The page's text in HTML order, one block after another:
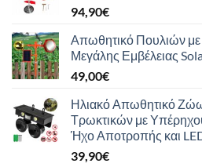
94,90€
Απωθητικό Πουλιών με
Μεγάλης Εμβέλειας
49,00€
Ηλιακό Απωθητικό
Τρωκτικών με
Ήχο Αποτροπής και
39,90€